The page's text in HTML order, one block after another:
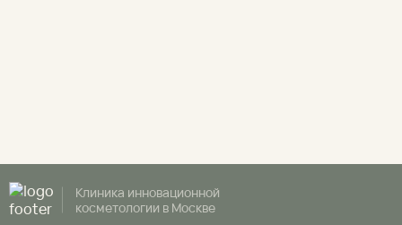
Клиника инновационной
косметологии в Москве